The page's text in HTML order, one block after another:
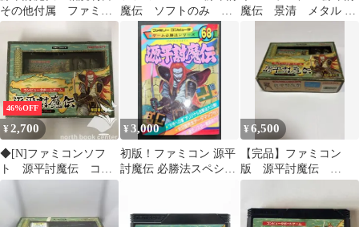
その他付属 ファミコ
ン
魔伝 ソフトのみ 起
動確認済
魔伝 景清 メタル フ
46%OFF
¥2,700
◆[N]ファミコンソフ
ト 源平討魔伝 コン
ピュータボードゲー
¥3,000
初版！ファミコン 源平
討魔伝 必勝法スペシャ
¥6,500
【完品】ファミコン
版 源平討魔伝
namcot